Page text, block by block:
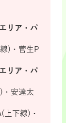
リア・パ
)・菅生P
リア・パ
・安達太
上下線)・